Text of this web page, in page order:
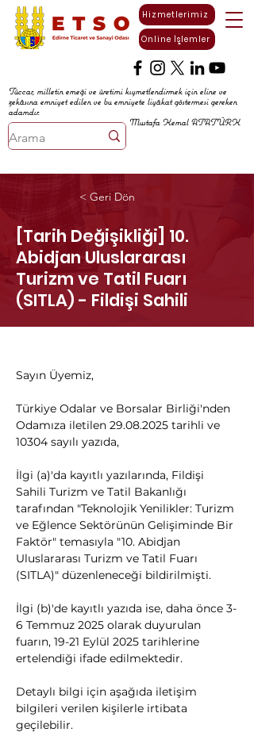
Online İşlemler
Hizmetlerimiz
Tüccar, milletin emeği ve üretimi kıymetlendirmek için eline ve
zekâsına emniyet edilen ve bu emniyete liyâkat göstermesi gereken
adamdır.
Mustafa Kemal ATATÜRK
< Geri Dön
[Tarih Değişikliği] 10.
Abidjan Uluslararası
Turizm ve Tatil Fuarı
(SITLA) - Fildişi Sahili
Sayın Üyemiz,
Türkiye Odalar ve Borsalar Birliği'nden
Odamıza iletilen 29.08.2025 tarihli ve
10304 sayılı yazıda,
İlgi (a)'da kayıtlı yazılarında, Fildişi
Sahili Turizm ve Tatil Bakanlığı
tarafından "Teknolojik Yenilikler: Turizm
ve Eğlence Sektörünün Gelişiminde Bir
Faktör" temasıyla "10. Abidjan
Uluslararası Turizm ve Tatil Fuarı
(SITLA)" düzenleneceği bildirilmişti.
İlgi (b)'de kayıtlı yazıda ise, daha önce 3-
6 Temmuz 2025 olarak duyurulan
fuarın, 19-21 Eylül 2025 tarihlerine
ertelendiği ifade edilmektedir.
Detaylı bilgi için aşağıda iletişim
bilgileri verilen kişilerle irtibata
geçilebilir.